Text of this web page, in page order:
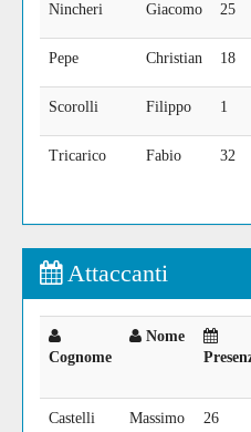
Nincheri Giacomo 25
Pepe Christian 18
Scorolli Filippo 1
Tricarico Fabio 32
Attaccanti
Cognome
Nome
Castelli Massimo 26